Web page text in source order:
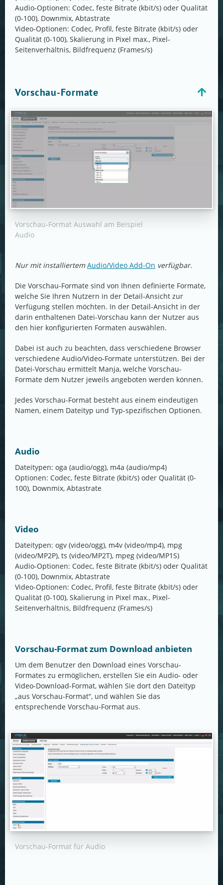
Audio-Optionen: Codec, feste Bitrate (kbit/s) oder Qualität
(0-100), Downmix, Abtastrate
Video-Optionen: Codec, Profil, feste Bitrate (kbit/s) oder
Qualität (0-100), Skalierung in Pixel max., Pixel-
Seitenverhältnis, Bildfrequenz (Frames/s)
Vorschau-Formate
Vorschau-Format Auswahl am Beispiel
Audio
Nur mit installiertemAudio/Video Add-On verfügbar.
Die Vorschau-Formate sind von Ihnen definierte Formate,
welche Sie Ihren Nutzern in der Detail-Ansicht zur
Verfügung stellen möchten. In der Detail-Ansicht in der
darin enthaltenen Datei-Vorschau kann der Nutzer aus
den hier konfigurierten Formaten auswählen.
Dabei ist auch zu beachten, dass verschiedene Browser
verschiedene Audio/Video-Formate unterstützen. Bei der
Datei-Vorschau ermittelt Manja, welche Vorschau-
Formate dem Nutzer jeweils angeboten werden können.
Jedes Vorschau-Format besteht aus einem eindeutigen
Namen, einem Dateityp und Typ-spezifischen Optionen.
Audio
Dateitypen: oga (audio/ogg), m4a (audio/mp4)
Optionen: Codec, feste Bitrate (kbit/s) oder Qualität (0-
100), Downmix, Abtastrate
Video
Dateitypen: ogv (video/ogg), m4v (video/mp4), mpg
(video/MP2P), ts (video/MP2T), mpeg (video/MP1S)
Audio-Optionen: Codec, feste Bitrate (kbit/s) oder Qualität
(0-100), Downmix, Abtastrate
Video-Optionen: Codec, Profil, feste Bitrate (kbit/s) oder
Qualität (0-100), Skalierung in Pixel max., Pixel-
Seitenverhältnis, Bildfrequenz (Frames/s)
Vorschau-Format zum Download anbieten
Um dem Benutzer den Download eines Vorschau-
Formates zu ermöglichen, erstellen Sie ein Audio- oder
Video-Download-Format, wählen Sie dort den Dateityp
„aus Vorschau-Format“, und wählen Sie das
entsprechende Vorschau-Format aus.
Vorschau-Format für Audio